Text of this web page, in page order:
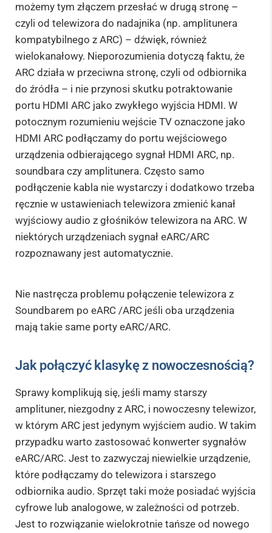
możemy tym złączem przesłać w drugą stronę –
czyli od telewizora do nadajnika (np. amplitunera
kompatybilnego z ARC) – dźwięk, również
wielokanałowy. Nieporozumienia dotyczą faktu, że
ARC działa w przeciwna stronę, czyli od odbiornika
do źródła – i nie przynosi skutku potraktowanie
portu HDMI ARC jako zwykłego wyjścia HDMI. W
potocznym rozumieniu wejście TV oznaczone jako
HDMI ARC podłączamy do portu wejściowego
urządzenia odbierającego sygnał HDMI ARC, np.
soundbara czy amplitunera. Często samo
podłączenie kabla nie wystarczy i dodatkowo trzeba
ręcznie w ustawieniach telewizora zmienić kanał
wyjściowy audio z głośników telewizora na ARC. W
niektórych urządzeniach sygnał eARC/ARC
rozpoznawany jest automatycznie.
Nie nastręcza problemu połączenie telewizora z
Soundbarem po eARC /ARC jeśli oba urządzenia
mają takie same porty eARC/ARC.
Jak połączyć klasykę z nowoczesnością?
Sprawy komplikują się, jeśli mamy starszy
amplituner, niezgodny z ARC, i nowoczesny telewizor,
w którym ARC jest jedynym wyjściem audio. W takim
przypadku warto zastosować konwerter sygnałów
eARC/ARC. Jest to zazwyczaj niewielkie urządzenie,
które podłączamy do telewizora i starszego
odbiornika audio. Sprzęt taki może posiadać wyjścia
cyfrowe lub analogowe, w zależności od potrzeb.
Jest to rozwiązanie wielokrotnie tańsze od nowego